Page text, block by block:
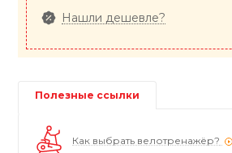
Нашли дешевле?
Полезные ссылки
Как выбрать велотренажёр?